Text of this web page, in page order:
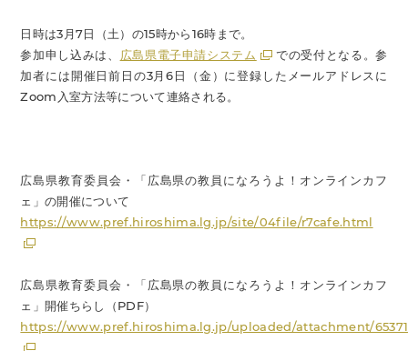
日時は3月7日（土）の15時から16時まで。
参加申し込みは、 広島県電子申請システム
での受付となる。参
加者には開催日前日の3月6日（金）に登録したメールアドレスに
Zoom入室方法等について連絡される。
広島県教育委員会・「広島県の教員になろうよ！オンラインカフ
ェ」の開催について
https://www.pref.hiroshima.lg.jp/site/04file/r7cafe.html
広島県教育委員会・「広島県の教員になろうよ！オンラインカフ
ェ」開催ちらし（PDF）
https://www.pref.hiroshima.lg.jp/uploaded/attachment/